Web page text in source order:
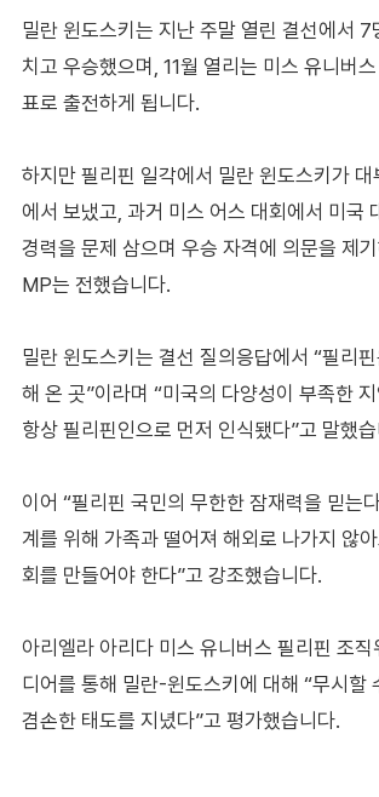
밀란 윈도스키는 지난 주말 열린 결선에서 7
치고 우승했으며, 11월 열리는 미스 유니버
표로 출전하게 됩니다.
하지만 필리핀 일각에서 밀란 윈도스키가
에서 보냈고, 과거 미스 어스 대회에서 미국
경력을 문제 삼으며 우승 자격에 의문을 제
MP는 전했습니다.
밀란 윈도스키는 결선 질의응답에서 “필리
해 온 곳”이라며 “미국의 다양성이 부족한
항상 필리핀인으로 먼저 인식됐다”고 말했
이어 “필리핀 국민의 무한한 잠재력을 믿는
계를 위해 가족과 떨어져 해외로 나가지 않
회를 만들어야 한다”고 강조했습니다.
아리엘라 아리다 미스 유니버스 필리핀 조직
디어를 통해 밀란-윈도스키에 대해 “무시할
겸손한 태도를 지녔다”고 평가했습니다.